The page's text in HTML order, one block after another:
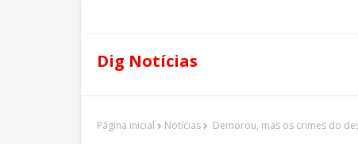
Dig Notícias
Página inicial Notícias Demorou, mas os crimes do